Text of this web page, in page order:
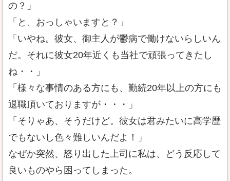
の？」
「と、おっしゃいますと？」
「いやね。彼女、御主人が鬱病で働けないらしいん
だ。それに彼女20年近くも当社で頑張ってきたし
ね・・」
「様々な事情のある方にも、勤続20年以上の方にも
退職頂いておりますが・・・」
「そりゃあ、そうだけど。彼女は君みたいに高学歴
でもないし色々難しいんだよ！」
なぜか突然、怒り出した上司に私は、どう反応して
良いものやら困ってしまった。